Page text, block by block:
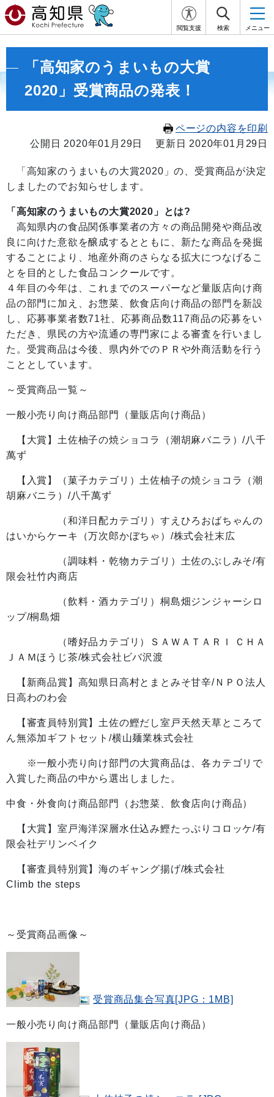
閲覧支援 検索 メニュー
「高知家のうまいもの大賞
2020」受賞商品の発表！
ページの内容を印刷
公開日 2020年01月29日
更新日 2020年01月29日
「高知家のうまいもの大賞2020」の、受賞商品が決定
しましたのでお知らせします。
「高知家のうまいもの大賞2020」とは?
高知県内の食品関係事業者の方々の商品開発や商品改
良に向けた意欲を醸成するとともに、新たな商品を発掘
することにより、地産外商のさらなる拡大につなげるこ
とを目的とした食品コンクールです。
４年目の今年は、これまでのスーパーなど量販店向け商
品の部門に加え、お惣菜、飲食店向け商品の部門を新設
し、応募事業者数71社、応募商品数117商品の応募をい
ただき、県民の方や流通の専門家による審査を行いまし
た。受賞商品は今後、県内外でのＰＲや外商活動を行う
こととしています。
～受賞商品一覧～
一般小売り向け商品部門（量販店向け商品）
【大賞】土佐柚子の焼ショコラ（潮胡麻バニラ）/八千
萬ず
【入賞】（菓子カテゴリ）土佐柚子の焼ショコラ（潮
胡麻バニラ）/八千萬ず
（和洋日配カテゴリ）すえひろおばちゃんの
はいからケーキ（万次郎かぼちゃ）/株式会社末広
（調味料・乾物カテゴリ）土佐のぶしみそ/有
限会社竹内商店
（飲料・酒カテゴリ）桐島畑ジンジャーシロ
ップ/桐島畑
（嗜好品カテゴリ）ＳＡＷＡＴＡＲＩ ＣＨＡ
ＪＡＭほうじ茶/株式会社ビバ沢渡
【新商品賞】高知県日高村とまとみそ甘辛/ＮＰＯ法人
日高わのわ会
【審査員特別賞】土佐の鰹だし室戸天然天草ところて
ん無添加ギフトセット/横山麺業株式会社
※一般小売り向け部門の大賞商品は、各カテゴリで
入賞した商品の中から選出しました。
中食・外食向け商品部門（お惣菜、飲食店向け商品）
【大賞】室戸海洋深層水仕込み鰹たっぷりコロッケ/有
限会社デリンベイク
【審査員特別賞】海のギャング揚げ/株式会社
Climb the steps
～受賞商品画像～
受賞商品集合写真[JPG：1MB]
一般小売り向け商品部門（量販店向け商品）